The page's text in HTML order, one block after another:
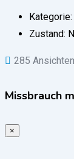
Kategorie:
Zustand:
285 Ansichten
Missbrauch
×